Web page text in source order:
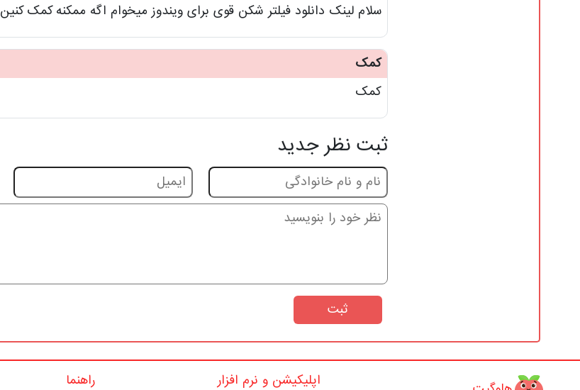
سلام لینک دانلود فیلتر شکن قوی برای ویندوز میخوام اگه ممکنه کمک کنین
کمک
کمک
ثبت نظر جدید
ثبت
اپلیکیشن و نرم افزار راهنما